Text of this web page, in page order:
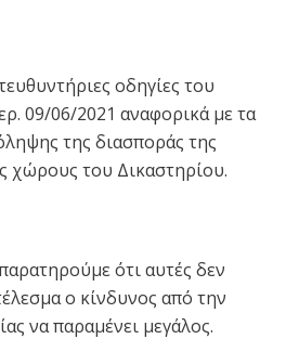
οδηγίες του
09/06/2021 αναφορικά με τα
της διασποράς της
χώρους του Δικαστηρίου.
ότι αυτές δεν
ο κίνδυνος από την
να παραμένει μεγάλος.